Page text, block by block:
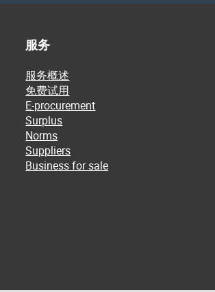
服务
服务概述
免费试用
E-procurement
Surplus
Norms
Suppliers
Business for sale